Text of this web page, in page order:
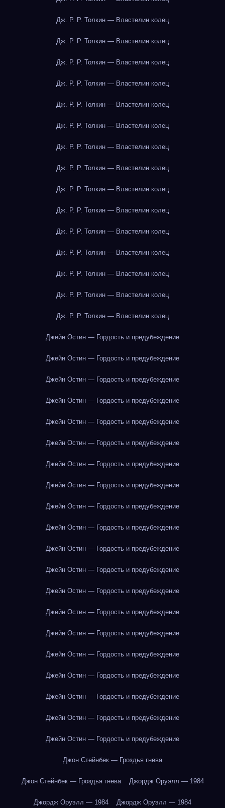
Дж. Р. Р. Толкин — Властелин колец
Дж. Р. Р. Толкин — Властелин колец
Дж. Р. Р. Толкин — Властелин колец
Дж. Р. Р. Толкин — Властелин колец
Дж. Р. Р. Толкин — Властелин колец
Дж. Р. Р. Толкин — Властелин колец
Дж. Р. Р. Толкин — Властелин колец
Дж. Р. Р. Толкин — Властелин колец
Дж. Р. Р. Толкин — Властелин колец
Дж. Р. Р. Толкин — Властелин колец
Дж. Р. Р. Толкин — Властелин колец
Дж. Р. Р. Толкин — Властелин колец
Дж. Р. Р. Толкин — Властелин колец
Дж. Р. Р. Толкин — Властелин колец
Дж. Р. Р. Толкин — Властелин колец
Джейн Остин — Гордость и предубеждение
Джейн Остин — Гордость и предубеждение
Джейн Остин — Гордость и предубеждение
Джейн Остин — Гордость и предубеждение
Джейн Остин — Гордость и предубеждение
Джейн Остин — Гордость и предубеждение
Джейн Остин — Гордость и предубеждение
Джейн Остин — Гордость и предубеждение
Джейн Остин — Гордость и предубеждение
Джейн Остин — Гордость и предубеждение
Джейн Остин — Гордость и предубеждение
Джейн Остин — Гордость и предубеждение
Джейн Остин — Гордость и предубеждение
Джейн Остин — Гордость и предубеждение
Джейн Остин — Гордость и предубеждение
Джейн Остин — Гордость и предубеждение
Джейн Остин — Гордость и предубеждение
Джейн Остин — Гордость и предубеждение
Джейн Остин — Гордость и предубеждение
Джейн Остин — Гордость и предубеждение
Джон Стейнбек — Гроздья гнева
Джон Стейнбек — Гроздья гнева Джордж Оруэлл — 1984
Джордж Оруэлл — 1984 Джордж Оруэлл — 1984